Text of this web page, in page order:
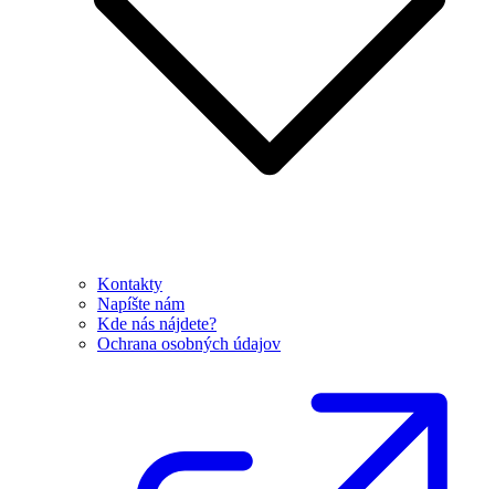
Kontakty
Napíšte nám
Kde nás nájdete?
Ochrana osobných údajov